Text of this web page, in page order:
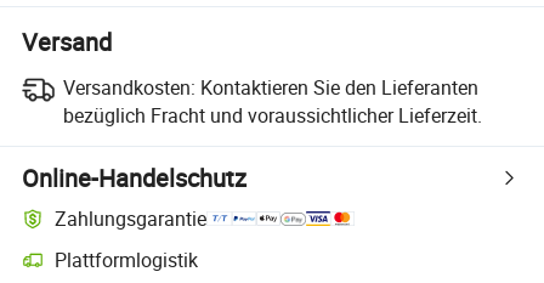
Versand
Versandkosten: Kontaktieren Sie den Lieferanten
bezüglich Fracht und voraussichtlicher Lieferzeit.
Online-Handelschutz
Zahlungsgarantie
Plattformlogistik